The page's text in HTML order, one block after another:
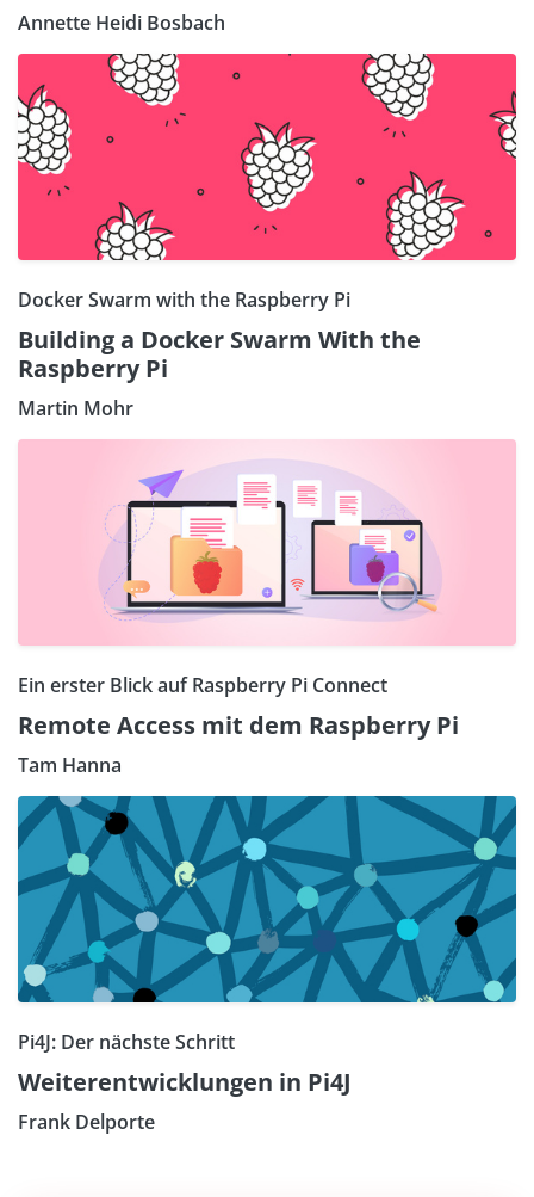
Annette Heidi Bosbach
Docker Swarm with the Raspberry Pi
Building a Docker Swarm With the
Raspberry Pi
Martin Mohr
Ein erster Blick auf Raspberry Pi Connect
Remote Access mit dem Raspberry Pi
Tam Hanna
Pi4J: Der nächste Schritt
Weiterentwicklungen in Pi4J
Frank Delporte